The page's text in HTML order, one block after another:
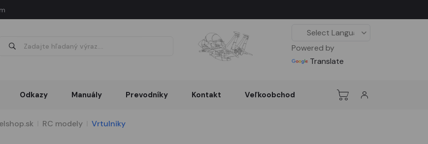
Powered by
Translate
Odkazy Manuály Prevodníky Kontakt Veľkoobchod
RC modely Vrtulniky